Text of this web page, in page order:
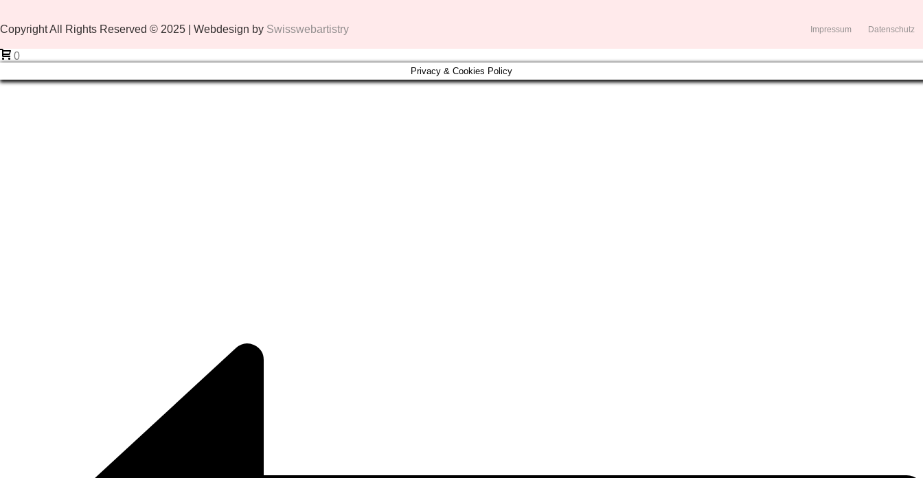
Copyright All Rights Reserved © 2025 | Webdesign by Swisswebartistry Impressum Datenschutz
0
Privacy & Cookies Policy